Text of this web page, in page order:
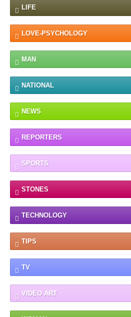
LIFE
LOVE-PSYCHOLOGY
MAN
NATIONAL
NEWS
REPORTERS
SPORTS
STONES
TECHNOLOGY
TIPS
TV
VIDEO ART